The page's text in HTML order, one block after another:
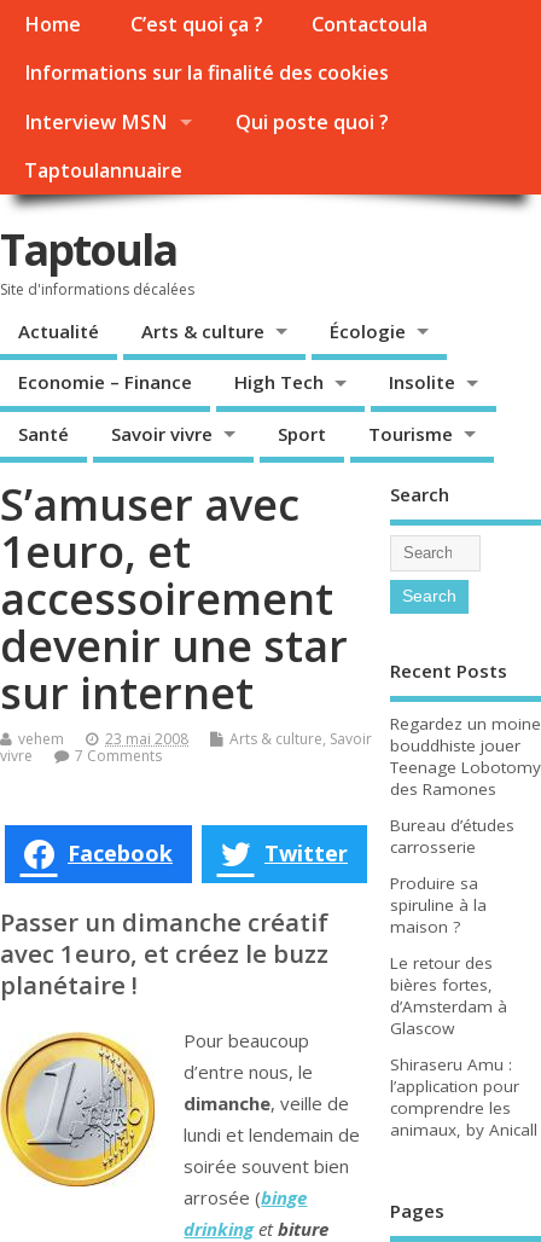
Home C’est quoi ça ?
Contactoula
Informations sur la finalité des cookies
Interview MSN
Qui poste quoi ?
Taptoulannuaire
Taptoula
Site d'informations décalées
Actualité Arts & culture Écologie
Economie – Finance High Tech Insolite
Santé Savoir vivre Sport Tourisme
S’amuser avec
1euro, et
accessoirement
devenir une star
sur internet
vehem 23 mai 2008 Arts & culture, Savoir
vivre
7 Comments
Facebook Twitter
Passer un dimanche créatif
avec 1euro, et créez le buzz
planétaire !
Pour beaucoup
d’entre nous, le
dimanche, veille de
lundi et lendemain de
soirée souvent bien
arrosée (binge
drinking etbiture
Search
Recent Posts
Regardez un moine
bouddhiste jouer
Teenage Lobotomy
des Ramones
Bureau d’études
carrosserie
Produire sa
spiruline à la
maison ?
Le retour des
bières fortes,
d’Amsterdam à
Glascow
Shiraseru Amu :
l’application pour
comprendre les
animaux, by Anicall
Pages